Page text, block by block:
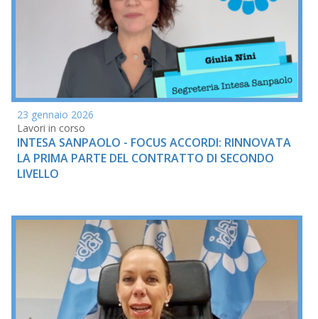
23 gennaio 2026
Lavori in corso
INTESA SANPAOLO - FOCUS ACCORDI: RINNOVATA
LA PRIMA PARTE DEL CONTRATTO DI SECONDO
LIVELLO